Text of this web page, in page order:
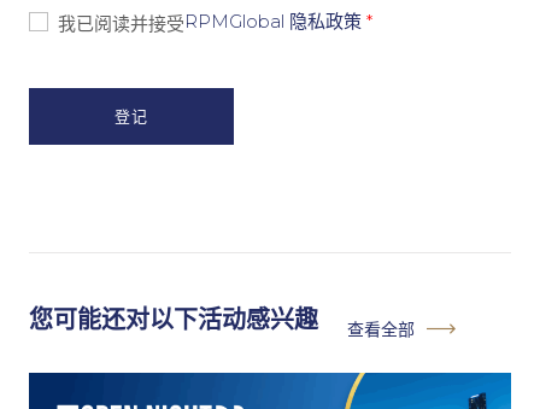
-
营
同
隐
政
我已阅读并接受RPMGlobal 隐私政策 *
您可能还对以下活动感兴趣 查看全部